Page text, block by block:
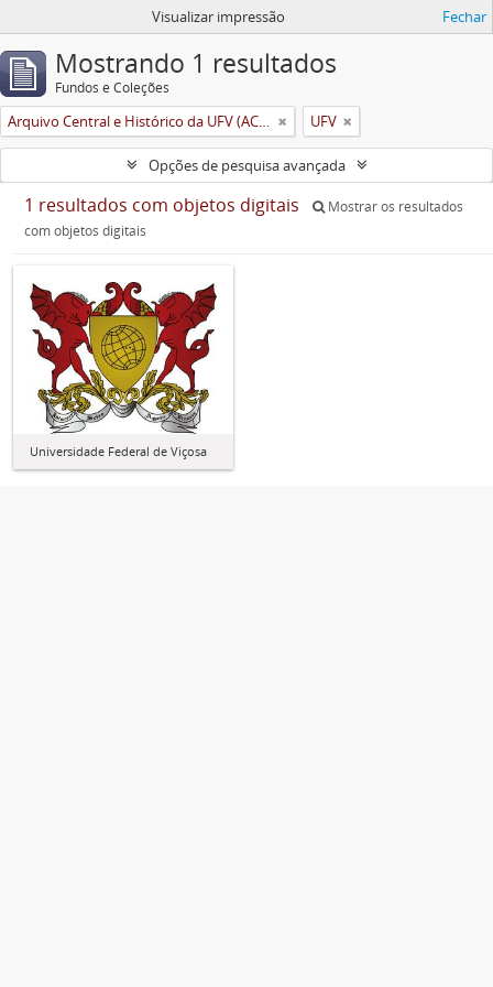
Visualizar impressão Fechar
Mostrando 1 resultados
Fundos e Coleções
Arquivo Central e Histórico da UFV (ACH-UFV) UFV
Opções de pesquisa avançada
1 resultados com objetos digitais
Mostrar os resultados
com objetos digitais
Universidade Federal de Viçosa